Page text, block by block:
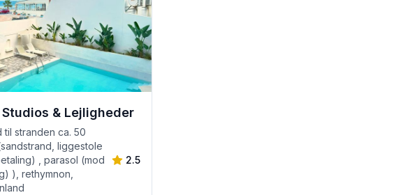
& Lejligheder
til stranden ca. 50
liggestole
, parasol (mod
), rethymnon,
2.5